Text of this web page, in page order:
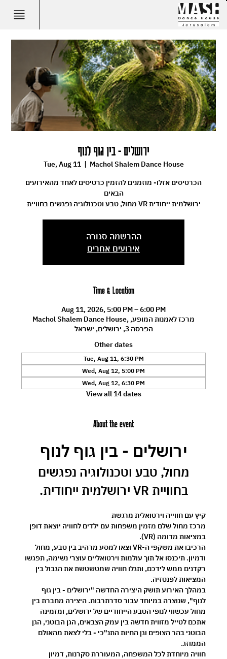
ירושלים - בין גוף לנוף
Tue, Aug 11
  |
Machol Shalem Dance House
הכרטיסים אזלו- מוזמנים להזמין כרטיסים לאחד מהאירועים
הבאים
מחול, טבע וטכנולוגיה נפגשים בחוויית VR ירושלמית ייחודית
ההרשמה סגורה
אירועים אחרים
Time & Location
Aug 11, 2026, 5:00 PM – 6:00 PM
Machol Shalem Dance House, מרכז לאמנות המופע,
הפרסה 3, ירושלים, ישראל
Other dates
Tue, Aug 11, 6:30 PM
Wed, Aug 12, 5:00 PM
Wed, Aug 12, 6:30 PM
View all 14 dates
About the event
ירושלים - בין גוף לנוף
מחול, טבע וטכנולוגיה נפגשים
בחוויית VR ירושלמית ייחודית.
קיץ עם חווייה וירטואלית מרגשת
מרכז מחול שלם מזמין משפחות עם ילדים לחוויה יוצאת דופן
במציאות מדומה (VR).
הרכיבו את משקפי ה-VR וצאו למסע מרהיב בין טבע, מחול
ודמיון. תיכנסו אל תוך עולמות וירטואליים עוצרי נשימה, תפגשו
רקדנים ממש לידכם, ותגלו חוויה שמטשטשת את הגבול בין
המציאות לפנטזיה.
במהלך האירוע תושק היצירה החדשה "ירושלים - בין גוף
לנוף", שנוצרה במיוחד עבור סדרתרבות. היצירה מחברת בין
מחול עכשווי לנופי הטבע הייחודיים של ירושלים, ומזמינה
אתכם לטייל מזווית חדשה בין עמק הצבאים, הגן הבוטני, הגן
הבוטני בהר הצופים וגן החיות התנ"כי - בלי לצאת מהאולם
הממוזג.
חוויה מיוחדת לכל המשפחה, המעוררת סקרנות, דמיון